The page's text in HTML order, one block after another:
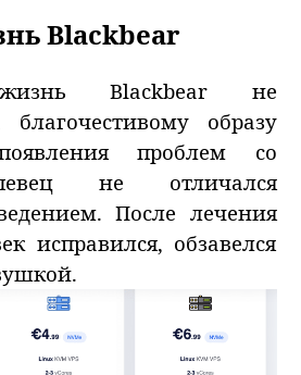
Blackbear
жизнь Blackbear не
благочестивому образу
проблем со
не отличался
После лечения
исправился, обзавелся